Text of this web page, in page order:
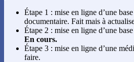
Étape 1 : mise en ligne d’une base
documentaire. Fait mais à
Étape 2 : mise en ligne d’une
En cours.
Étape 3 : mise en ligne d’une
faire.